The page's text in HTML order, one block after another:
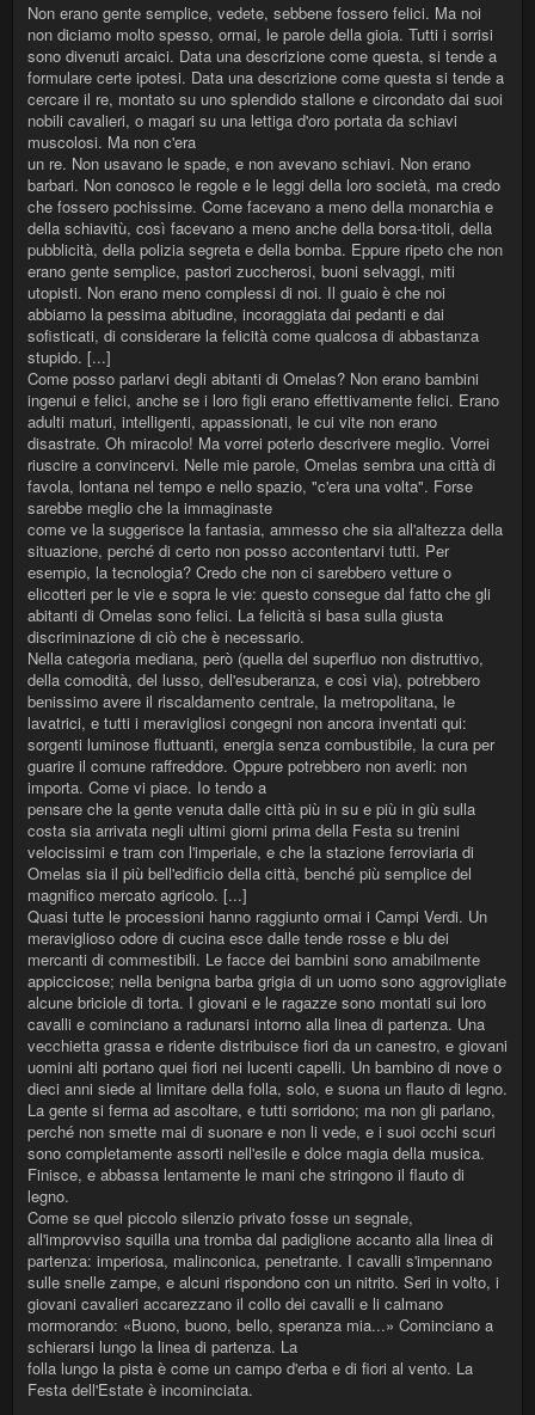
Non erano gente semplice, vedete, sebbene fossero felici. Ma noi
non diciamo molto spesso, ormai, le parole della gioia. Tutti i sorrisi
sono divenuti arcaici. Data una descrizione come questa, si tende a
formulare certe ipotesi. Data una descrizione come questa si tende a
cercare il re, montato su uno splendido stallone e circondato dai suoi
nobili cavalieri, o magari su una lettiga d'oro portata da schiavi
muscolosi. Ma non c'era
un re. Non usavano le spade, e non avevano schiavi. Non erano
barbari. Non conosco le regole e le leggi della loro società, ma credo
che fossero pochissime. Come facevano a meno della monarchia e
della schiavitù, così facevano a meno anche della borsa-titoli, della
pubblicità, della polizia segreta e della bomba. Eppure ripeto che non
erano gente semplice, pastori zuccherosi, buoni selvaggi, miti
utopisti. Non erano meno complessi di noi. Il guaio è che noi
abbiamo la pessima abitudine, incoraggiata dai pedanti e dai
sofisticati, di considerare la felicità come qualcosa di abbastanza
stupido. [...]
Come posso parlarvi degli abitanti di Omelas? Non erano bambini
ingenui e felici, anche se i loro figli erano effettivamente felici. Erano
adulti maturi, intelligenti, appassionati, le cui vite non erano
disastrate. Oh miracolo! Ma vorrei poterlo descrivere meglio. Vorrei
riuscire a convincervi. Nelle mie parole, Omelas sembra una città di
favola, lontana nel tempo e nello spazio, "c'era una volta". Forse
sarebbe meglio che la immaginaste
come ve la suggerisce la fantasia, ammesso che sia all'altezza della
situazione, perché di certo non posso accontentarvi tutti. Per
esempio, la tecnologia? Credo che non ci sarebbero vetture o
elicotteri per le vie e sopra le vie: questo consegue dal fatto che gli
abitanti di Omelas sono felici. La felicità si basa sulla giusta
discriminazione di ciò che è necessario.
Nella categoria mediana, però (quella del superfluo non distruttivo,
della comodità, del lusso, dell'esuberanza, e così via), potrebbero
benissimo avere il riscaldamento centrale, la metropolitana, le
lavatrici, e tutti i meravigliosi congegni non ancora inventati qui:
sorgenti luminose fluttuanti, energia senza combustibile, la cura per
guarire il comune raffreddore. Oppure potrebbero non averli: non
importa. Come vi piace. Io tendo a
pensare che la gente venuta dalle città più in su e più in giù sulla
costa sia arrivata negli ultimi giorni prima della Festa su trenini
velocissimi e tram con l'imperiale, e che la stazione ferroviaria di
Omelas sia il più bell'edificio della città, benché più semplice del
magnifico mercato agricolo. [...]
Quasi tutte le processioni hanno raggiunto ormai i Campi Verdi. Un
meraviglioso odore di cucina esce dalle tende rosse e blu dei
mercanti di commestibili. Le facce dei bambini sono amabilmente
appiccicose; nella benigna barba grigia di un uomo sono aggrovigliate
alcune briciole di torta. I giovani e le ragazze sono montati sui loro
cavalli e cominciano a radunarsi intorno alla linea di partenza. Una
vecchietta grassa e ridente distribuisce fiori da un canestro, e giovani
uomini alti portano quei fiori nei lucenti capelli. Un bambino di nove o
dieci anni siede al limitare della folla, solo, e suona un flauto di legno.
La gente si ferma ad ascoltare, e tutti sorridono; ma non gli parlano,
perché non smette mai di suonare e non li vede, e i suoi occhi scuri
sono completamente assorti nell'esile e dolce magia della musica.
Finisce, e abbassa lentamente le mani che stringono il flauto di
legno.
Come se quel piccolo silenzio privato fosse un segnale,
all'improvviso squilla una tromba dal padiglione accanto alla linea di
partenza: imperiosa, malinconica, penetrante. I cavalli s'impennano
sulle snelle zampe, e alcuni rispondono con un nitrito. Seri in volto, i
giovani cavalieri accarezzano il collo dei cavalli e li calmano
mormorando: «Buono, buono, bello, speranza mia...» Cominciano a
schierarsi lungo la linea di partenza. La
folla lungo la pista è come un campo d'erba e di fiori al vento. La
Festa dell'Estate è incominciata.